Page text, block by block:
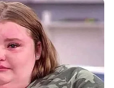
αποσκοπεί στην
και στην
των επισκεπτών
μέρη.
το
προηγούμενων